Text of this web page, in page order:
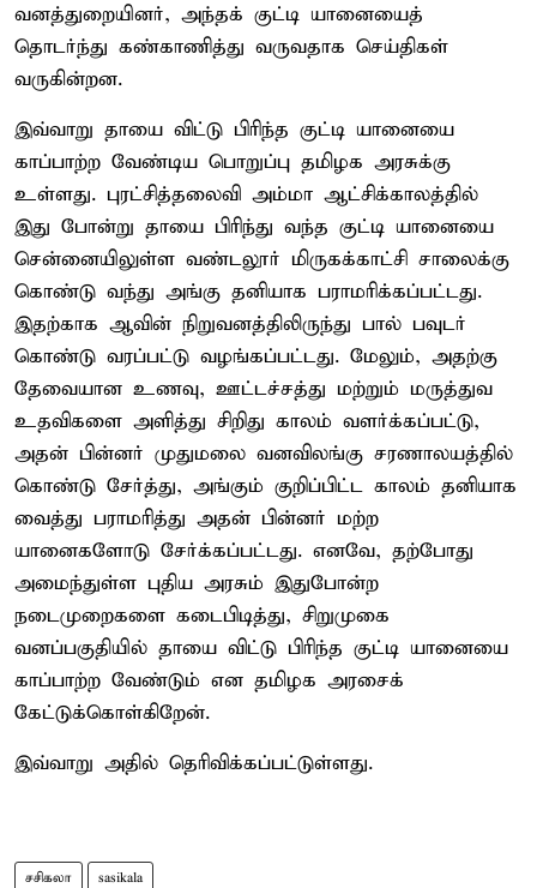
வனத்துறையினர், அந்தக் குட்டி யானையைத்
தொடர்ந்து கண்காணித்து வருவதாக செய்திகள்
வருகின்றன.
இவ்வாறு தாயை விட்டு பிரிந்த குட்டி யானையை
காப்பாற்ற வேண்டிய பொறுப்பு தமிழக அரசுக்கு
உள்ளது. புரட்சித்தலைவி அம்மா ஆட்சிக்காலத்தில்
இது போன்று தாயை பிரிந்து வந்த குட்டி யானையை
சென்னையிலுள்ள வண்டலூர் மிருகக்காட்சி சாலைக்கு
கொண்டு வந்து அங்கு தனியாக பராமரிக்கப்பட்டது.
இதற்காக ஆவின் நிறுவனத்திலிருந்து பால் பவுடர்
கொண்டு வரப்பட்டு வழங்கப்பட்டது. மேலும், அதற்கு
தேவையான உணவு, ஊட்டச்சத்து மற்றும் மருத்துவ
உதவிகளை அளித்து சிறிது காலம் வளர்க்கப்பட்டு,
அதன் பின்னர் முதுமலை வனவிலங்கு சரணாலயத்தில்
கொண்டு சேர்த்து, அங்கும் குறிப்பிட்ட காலம் தனியாக
வைத்து பராமரித்து அதன் பின்னர் மற்ற
யானைகளோடு சேர்க்கப்பட்டது. எனவே, தற்போது
அமைந்துள்ள புதிய அரசும் இதுபோன்ற
நடைமுறைகளை கடைபிடித்து, சிறுமுகை
வனப்பகுதியில் தாயை விட்டு பிரிந்த குட்டி யானையை
காப்பாற்ற வேண்டும் என தமிழக அரசைக்
கேட்டுக்கொள்கிறேன்.
இவ்வாறு அதில் தெரிவிக்கப்பட்டுள்ளது.
சசிகலா sasikala